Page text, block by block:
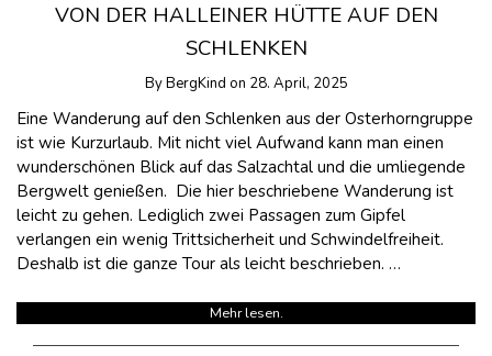
VON DER HALLEINER HÜTTE AUF DEN
SCHLENKEN
ByBergKind on 28. April, 2025
Eine Wanderung auf den Schlenken aus der Osterhorngruppe
ist wie Kurzurlaub. Mit nicht viel Aufwand kann man einen
wunderschönen Blick auf das Salzachtal und die umliegende
Bergwelt genießen. Die hier beschriebene Wanderung ist
leicht zu gehen. Lediglich zwei Passagen zum Gipfel
verlangen ein wenig Trittsicherheit und Schwindelfreiheit.
Deshalb ist die ganze Tour als leicht beschrieben. …
Mehr lesen.